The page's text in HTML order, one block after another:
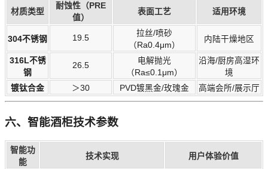
材质类型
耐蚀性（PRE
值）
表面工艺 适用环境
304不锈钢 19.5
拉丝/喷砂
（Ra0.4μm）
内陆干燥地区
316L不锈
钢
26.5
电解抛光
（Ra≤0.1μm）
沿海/厨房高湿环
境
镀钛合金
＞30 PVD镀黑金/玫瑰金 高端会所/展示厅
六、智能酒柜技术参数
智能功
能
技术实现 用户体验价值